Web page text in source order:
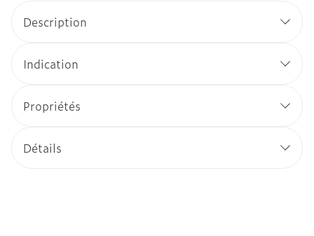
Description
Indication
Propriétés
Détails